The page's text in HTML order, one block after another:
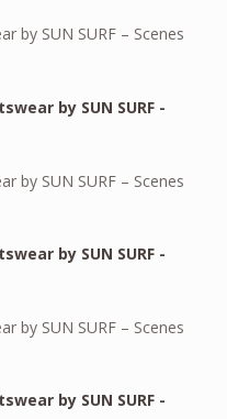
by SUN SURF – Scenes
by SUN SURF – Scenes
by SUN SURF – Scenes